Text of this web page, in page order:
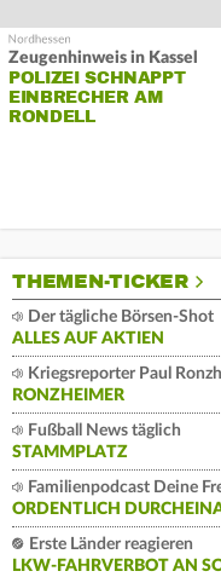
Zeugenhinweis in Kassel
POLIZEI SCHNAPPT
EINBRECHER AM
RONDELL
THEMEN-TICKER
Der tägliche Börsen-Shot
ALLES AUF AKTIEN
Kriegsreporter Paul
RONZHEIMER
Fußball News täglich
STAMMPLATZ
Familienpodcast Deine
ORDENTLICH
Erste Länder reagieren
LKW-FAHRVERBOT AN